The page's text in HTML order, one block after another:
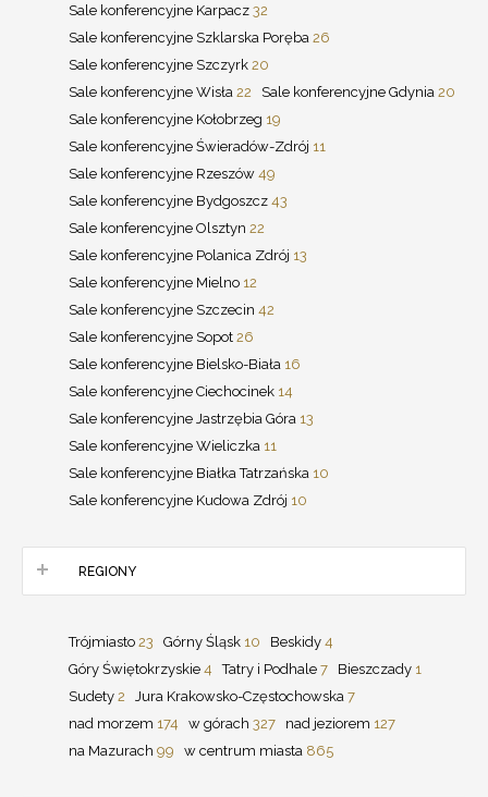
Sale konferencyjne Karpacz 32
Sale konferencyjne Szklarska Poręba 26
Sale konferencyjne Szczyrk 20
Sale konferencyjne Wisła 22 Sale konferencyjne Gdynia 20
Sale konferencyjne Kołobrzeg 19
Sale konferencyjne Świeradów-Zdrój 11
Sale konferencyjne Rzeszów 49
Sale konferencyjne Bydgoszcz 43
Sale konferencyjne Olsztyn 22
Sale konferencyjne Polanica Zdrój 13
Sale konferencyjne Mielno 12
Sale konferencyjne Szczecin 42
Sale konferencyjne Sopot 26
Sale konferencyjne Bielsko-Biała 16
Sale konferencyjne Ciechocinek 14
Sale konferencyjne Jastrzębia Góra 13
Sale konferencyjne Wieliczka 11
Sale konferencyjne Białka Tatrzańska 10
Sale konferencyjne Kudowa Zdrój 10
REGIONY
Trójmiasto 23 Górny Śląsk 10 Beskidy 4
Góry Świętokrzyskie 4 Tatry i Podhale 7 Bieszczady 1
Sudety 2 Jura Krakowsko-Częstochowska 7
nad morzem 174 w górach 327 nad jeziorem 127
na Mazurach 99 w centrum miasta 865